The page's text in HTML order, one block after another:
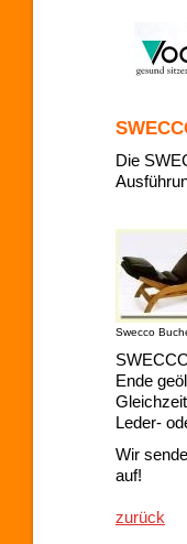
Die
Swecco
Ende
Leder-
Wir
auf!
zurück